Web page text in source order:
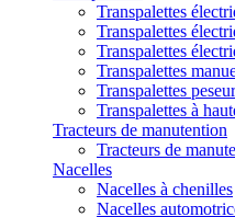
Transpalettes
Transpalettes
Transpalettes
Transpalettes
Transpalettes
Transpalettes à
Tracteurs de manutention
Tracteurs de
Nacelles
Nacelles à chenilles
Nacelles